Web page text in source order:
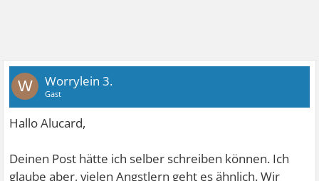
W Worrylein 3.
Gast
Hallo Alucard,
Deinen Post hätte ich selber schreiben können. Ich
glaube aber, vielen Angstlern geht es ähnlich. Wir